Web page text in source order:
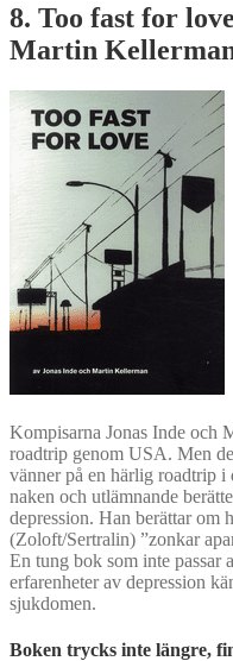
8. Too fast for
Martin
Kompisarna Jonas Inde och
roadtrip genom USA. Men
vänner på en härlig roadtrip i
naken och utlämnande
depression. Han berättar om
(Zoloft/Sertralin) ”zonkar
En tung bok som inte passar
erfarenheter av depression
sjukdomen.
Boken trycks inte längre,